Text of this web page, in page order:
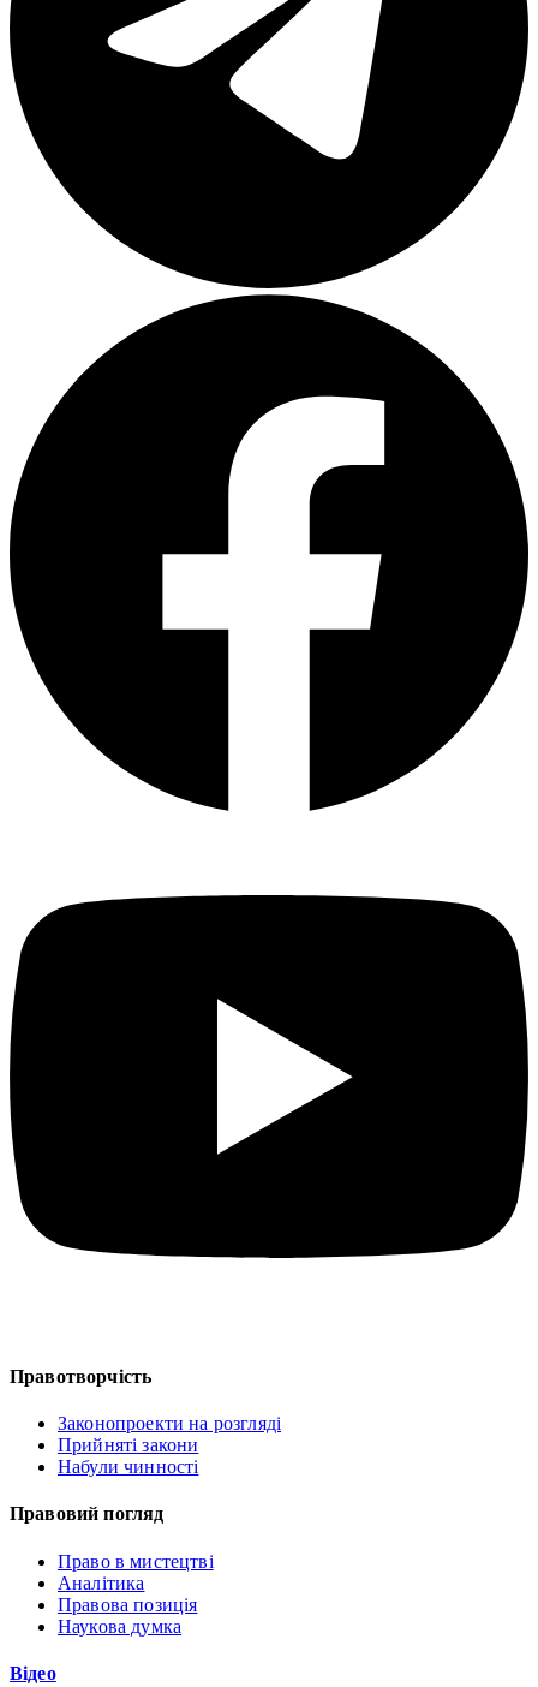
Правотворчість
Законопроекти на розгляді
Прийняті закони
Набули чинності
Правовий погляд
Право в мистецтві
Аналітика
Правова позиція
Наукова думка
Відео